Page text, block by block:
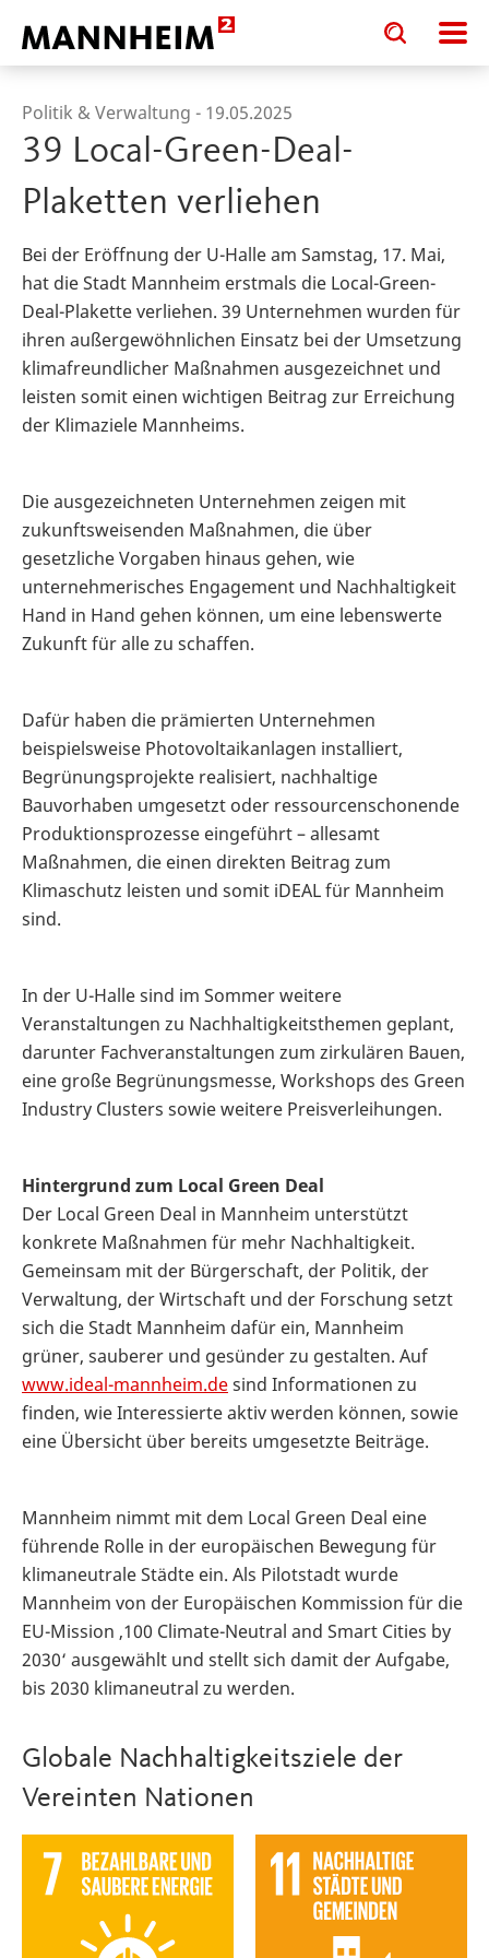
Toggle
search
input
Toggle
search
input
Politik & Verwaltung - 19.05.2025
39 Local-Green-Deal-
Plaketten verliehen
Bei der Eröffnung der U-Halle am Samstag, 17. Mai,
hat die Stadt Mannheim erstmals die Local-Green-
Deal-Plakette verliehen. 39 Unternehmen wurden für
ihren außergewöhnlichen Einsatz bei der Umsetzung
klimafreundlicher Maßnahmen ausgezeichnet und
leisten somit einen wichtigen Beitrag zur Erreichung
der Klimaziele Mannheims.
Die ausgezeichneten Unternehmen zeigen mit
zukunftsweisenden Maßnahmen, die über
gesetzliche Vorgaben hinaus gehen, wie
unternehmerisches Engagement und Nachhaltigkeit
Hand in Hand gehen können, um eine lebenswerte
Zukunft für alle zu schaffen.
Dafür haben die prämierten Unternehmen
beispielsweise Photovoltaikanlagen installiert,
Begrünungsprojekte realisiert, nachhaltige
Bauvorhaben umgesetzt oder ressourcenschonende
Produktionsprozesse eingeführt – allesamt
Maßnahmen, die einen direkten Beitrag zum
Klimaschutz leisten und somit iDEAL für Mannheim
sind.
In der U-Halle sind im Sommer weitere
Veranstaltungen zu Nachhaltigkeitsthemen geplant,
darunter Fachveranstaltungen zum zirkulären Bauen,
eine große Begrünungsmesse, Workshops des Green
Industry Clusters sowie weitere Preisverleihungen.
Hintergrund zum Local Green Deal
Der Local Green Deal in Mannheim unterstützt
konkrete Maßnahmen für mehr Nachhaltigkeit.
Gemeinsam mit der Bürgerschaft, der Politik, der
Verwaltung, der Wirtschaft und der Forschung setzt
sich die Stadt Mannheim dafür ein, Mannheim
grüner, sauberer und gesünder zu gestalten. Auf
www.ideal-mannheim.desind Informationen zu
finden, wie Interessierte aktiv werden können, sowie
eine Übersicht über bereits umgesetzte Beiträge.
Mannheim nimmt mit dem Local Green Deal eine
führende Rolle in der europäischen Bewegung für
klimaneutrale Städte ein. Als Pilotstadt wurde
Mannheim von der Europäischen Kommission für die
EU-Mission ‚100 Climate-Neutral and Smart Cities by
2030‘ ausgewählt und stellt sich damit der Aufgabe,
bis 2030 klimaneutral zu werden.
Globale Nachhaltigkeitsziele der
Vereinten Nationen